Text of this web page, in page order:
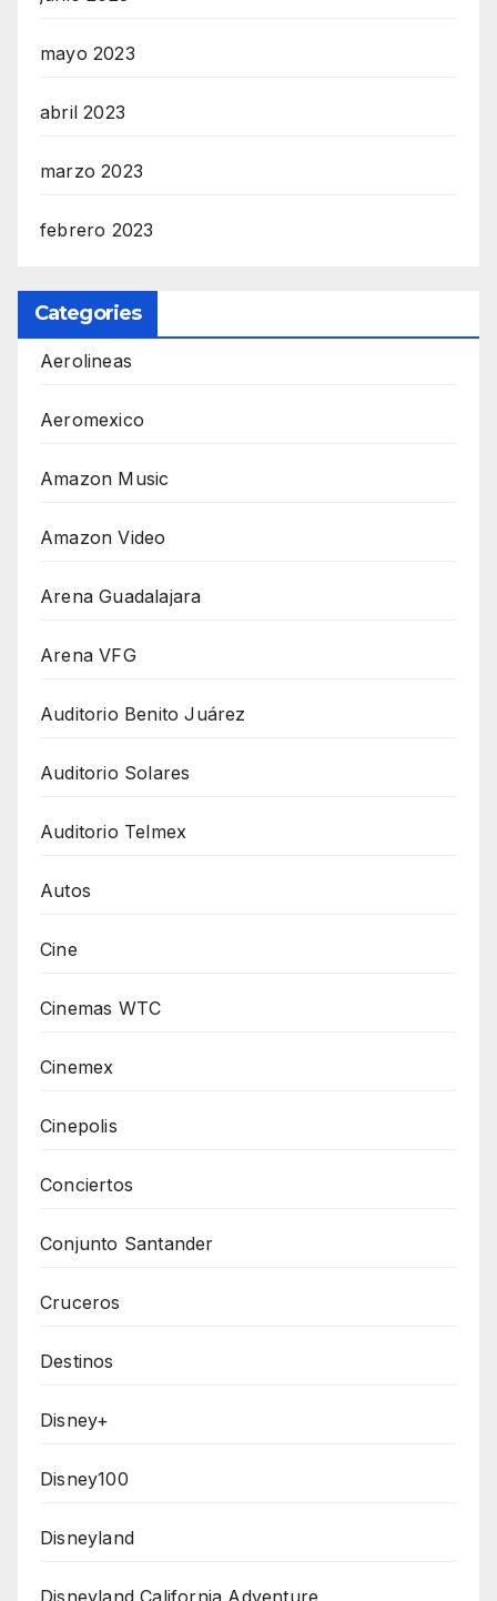
mayo 2023
abril 2023
marzo 2023
febrero 2023
Categories
Aerolineas
Aeromexico
Amazon Music
Amazon Video
Arena Guadalajara
Arena VFG
Auditorio Benito Juárez
Auditorio Solares
Auditorio Telmex
Autos
Cine
Cinemas WTC
Cinemex
Cinepolis
Conciertos
Conjunto Santander
Cruceros
Destinos
Disney+
Disney100
Disneyland